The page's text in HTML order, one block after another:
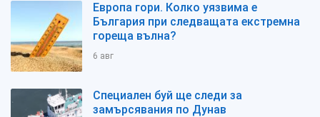
Европа гори. Колко уязвима е
България при следващата екстремна
гореща вълна?
6 авг
Специален буй ще следи за
замърсявания по Дунав